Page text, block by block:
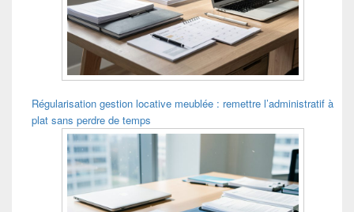
Régularisation gestion locative meublée : remettre l’administratif à
plat sans perdre de temps